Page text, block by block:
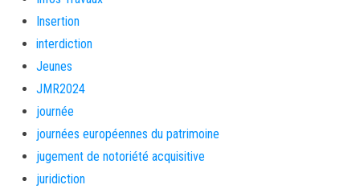
Insertion
interdiction
Jeunes
JMR2024
journée
journées européennes du patrimoine
jugement de notoriété acquisitive
juridiction